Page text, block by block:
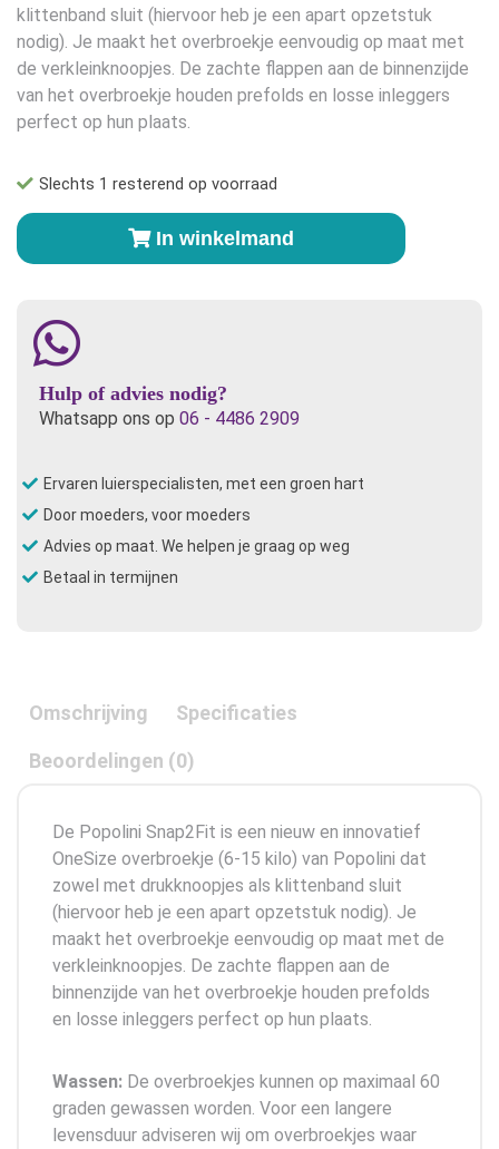
klittenband sluit (hiervoor heb je een apart opzetstuk
nodig). Je maakt het overbroekje eenvoudig op maat met
de verkleinknoopjes. De zachte flappen aan de binnenzijde
van het overbroekje houden prefolds en losse inleggers
perfect op hun plaats.
Slechts 1 resterend op voorraad
Popolini
Snap2Fit
OneSize
aantal
In winkelmand
Hulp of advies nodig?
Whatsapp ons op 06 - 4486 2909
Ervaren luierspecialisten, met een groen hart
Door moeders, voor moeders
Advies op maat. We helpen je graag op weg
Betaal in termijnen
Omschrijving Specificaties
Beoordelingen (0)
De Popolini Snap2Fit is een nieuw en innovatief
OneSize overbroekje (6-15 kilo) van Popolini dat
zowel met drukknoopjes als klittenband sluit
(hiervoor heb je een apart opzetstuk nodig). Je
maakt het overbroekje eenvoudig op maat met de
verkleinknoopjes. De zachte flappen aan de
binnenzijde van het overbroekje houden prefolds
en losse inleggers perfect op hun plaats.
Wassen: De overbroekjes kunnen op maximaal 60
graden gewassen worden. Voor een langere
levensduur adviseren wij om overbroekjes waar